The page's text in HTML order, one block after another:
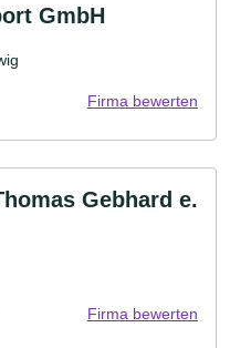
GmbH
Firma bewerten
Gebhard e.
Firma bewerten